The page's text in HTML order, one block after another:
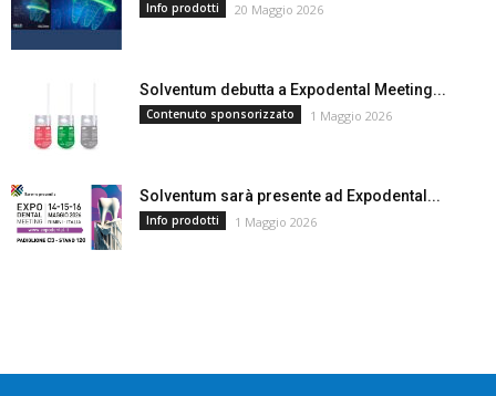
Info prodotti 20 Maggio 2026
Solventum debutta a Expodental Meeting...
Contenuto sponsorizzato 1 Maggio 2026
Solventum sarà presente ad Expodental...
Info prodotti 1 Maggio 2026